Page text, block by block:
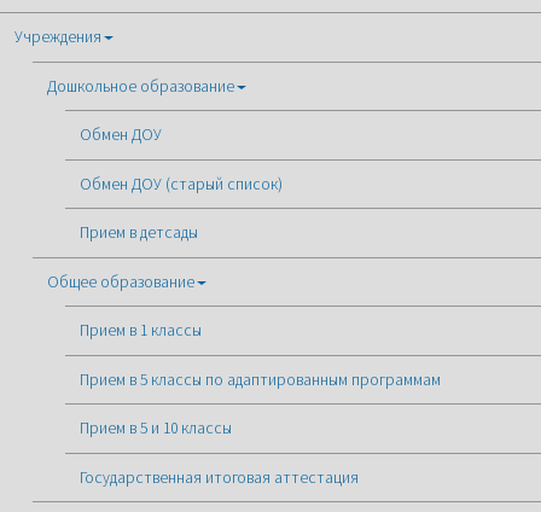
Учреждения
Дошкольное образование
Обмен ДОУ
Обмен ДОУ (старый список)
Прием в детсады
Общее образование
Прием в 1 классы
Прием в 5 классы по адаптированным программам
Прием в 5 и 10 классы
Государственная итоговая аттестация